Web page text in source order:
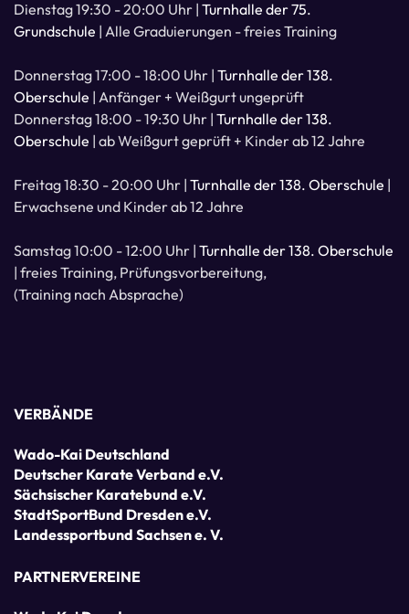
Dienstag 19:30 - 20:00 Uhr | Turnhalle der 75.
Grundschule | Alle Graduierungen - freies Training
Donnerstag 17:00 - 18:00 Uhr | Turnhalle der 138.
Oberschule | Anfänger + Weißgurt ungeprüft
Donnerstag 18:00 - 19:30 Uhr | Turnhalle der 138.
Oberschule | ab Weißgurt geprüft + Kinder ab 12 Jahre
Freitag 18:30 - 20:00 Uhr | Turnhalle der 138. Oberschule |
Erwachsene und Kinder ab 12 Jahre
Samstag 10:00 - 12:00 Uhr | Turnhalle der 138. Oberschule
| freies Training, Prüfungsvorbereitung,
(Training nach Absprache)
VERBÄNDE
Wado-Kai Deutschland
Deutscher Karate Verband e.V.
Sächsischer Karatebund e.V.
StadtSportBund Dresden e.V.
Landessportbund Sachsen e. V.
PARTNERVEREINE